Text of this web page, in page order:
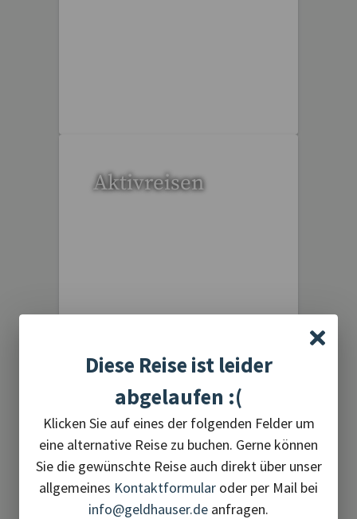
Aktivreisen
1 Reise gefunden
Flugreisen
Diese Reise ist leider
abgelaufen :(
Klicken Sie auf eines der folgenden Felder um
eine alternative Reise zu buchen. Gerne können
Sie die gewünschte Reise auch direkt über unser
allgemeines Kontaktformular oder per Mail bei
info@geldhauser.de anfragen.